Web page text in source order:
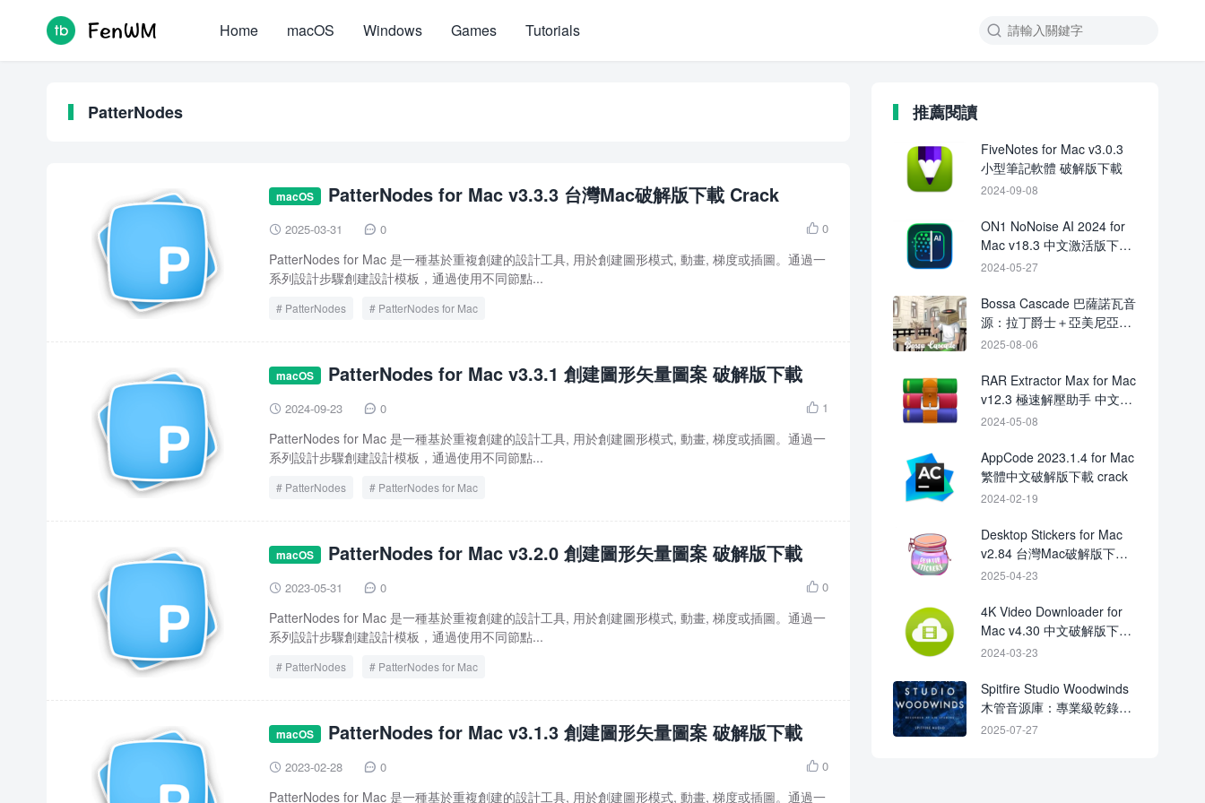

Home macOS Windows Games Tutorials
PatterNodes
macOS PatterNodes for Mac v3.3.3 台灣Mac破解版下載 Crack
 2025-03-31  0  0
PatterNodes for Mac 是一種基於重複創建的設計工具, 用於創建圖形模式, 動畫, 梯度或插圖。通過一
系列設計步驟創建設計模板，通過使用不同節點...
PatterNodes PatterNodes for Mac
macOS PatterNodes for Mac v3.3.1 創建圖形矢量圖案 破解版下載
 2024-09-23  0  1
PatterNodes for Mac 是一種基於重複創建的設計工具, 用於創建圖形模式, 動畫, 梯度或插圖。通過一
系列設計步驟創建設計模板，通過使用不同節點...
PatterNodes PatterNodes for Mac
macOS PatterNodes for Mac v3.2.0 創建圖形矢量圖案 破解版下載
 2023-05-31  0  0
PatterNodes for Mac 是一種基於重複創建的設計工具, 用於創建圖形模式, 動畫, 梯度或插圖。通過一
系列設計步驟創建設計模板，通過使用不同節點...
PatterNodes PatterNodes for Mac
macOS PatterNodes for Mac v3.1.3 創建圖形矢量圖案 破解版下載
 2023-02-28  0  0
PatterNodes for Mac 是一種基於重複創建的設計工具, 用於創建圖形模式, 動畫, 梯度或插圖。通過一
推薦閱讀
FiveNotes for Mac v3.0.3
小型筆記軟體 破解版下載
2024-09-08
ON1 NoNoise AI 2024 for
Mac v18.3 中文激活版下載
crack
2024-05-27
Bossa Cascade 巴薩諾瓦音
源：拉丁爵士＋亞美尼亞風
格背景配樂素材包
2025-08-06
RAR Extractor Max for Mac
v12.3 極速解壓助手 中文破
解版下載
2024-05-08
AppCode 2023.1.4 for Mac
繁體中文破解版下載 crack
2024-02-19
Desktop Stickers for Mac
v2.84 台灣Mac破解版下載
Crack
2025-04-23
4K Video Downloader for
Mac v4.30 中文破解版下載
crack
2024-03-23
Spitfire Studio Woodwinds
木管音源庫：專業級乾錄空
間 × 143 種
2025-07-27